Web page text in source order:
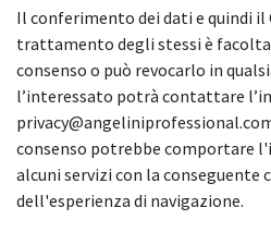
Il conferimento dei dati e quindi il
trattamento degli stessi è
consenso o può revocarlo in
l’interessato potrà contattare
consenso potrebbe comportare
alcuni servizi con la conseguente
dell'esperienza di navigazione.